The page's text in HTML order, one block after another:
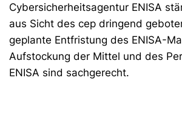
Cybersicherheitsagentur ENISA
aus Sicht des cep dringend
geplante Entfristung des ENISA-
Aufstockung der Mittel und des
ENISA sind sachgerecht.